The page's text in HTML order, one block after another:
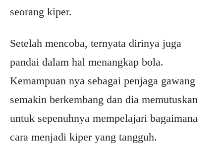
seorang kiper.
Setelah mencoba, ternyata dirinya juga
pandai dalam hal menangkap bola.
Kemampuan nya sebagai penjaga gawang
semakin berkembang dan dia memutuskan
untuk sepenuhnya mempelajari bagaimana
cara menjadi kiper yang tangguh.